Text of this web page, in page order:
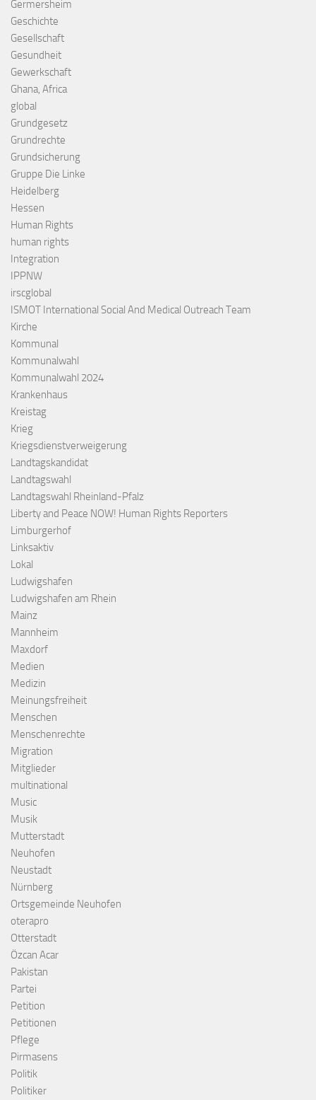
Germersheim
Geschichte
Gesellschaft
Gesundheit
Gewerkschaft
Ghana, Africa
global
Grundgesetz
Grundrechte
Grundsicherung
Gruppe Die Linke
Heidelberg
Hessen
Human Rights
human rights
Integration
IPPNW
irscglobal
ISMOT International Social And Medical Outreach Team
Kirche
Kommunal
Kommunalwahl
Kommunalwahl 2024
Krankenhaus
Kreistag
Krieg
Kriegsdienstverweigerung
Landtagskandidat
Landtagswahl
Landtagswahl Rheinland-Pfalz
Liberty and Peace NOW! Human Rights Reporters
Limburgerhof
Linksaktiv
Lokal
Ludwigshafen
Ludwigshafen am Rhein
Mainz
Mannheim
Maxdorf
Medien
Medizin
Meinungsfreiheit
Menschen
Menschenrechte
Migration
Mitglieder
multinational
Music
Musik
Mutterstadt
Neuhofen
Neustadt
Nürnberg
Ortsgemeinde Neuhofen
oterapro
Otterstadt
Özcan Acar
Pakistan
Partei
Petition
Petitionen
Pflege
Pirmasens
Politik
Politiker